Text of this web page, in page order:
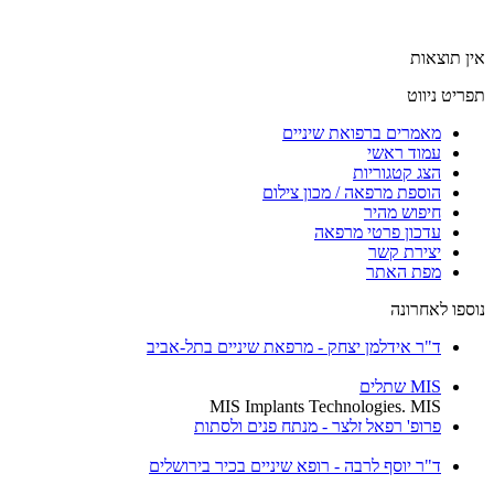
אין תוצאות
תפריט ניווט
מאמרים ברפואת שיניים
עמוד ראשי
הצג קטגוריות
הוספת מרפאה / מכון צילום
חיפוש מהיר
עדכון פרטי מרפאה
יצירת קשר
מפת האתר
נוספו לאחרונה
ד"ר אידלמן יצחק - מרפאת שיניים בתל-אביב
MIS שתלים
MIS Implants Technologies. MIS
פרופ' רפאל זלצר - מנתח פנים ולסתות
ד"ר יוסף לרבה - רופא שיניים בכיר בירושלים